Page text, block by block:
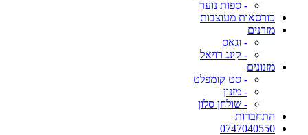
- ספות נוער
כורסאות מעוצבות
מזרנים
- וגאס
- קינג רויאל
מזנונים
- סט קומפלט
- מזנון
- שולחן סלון
התחברות
0747040550